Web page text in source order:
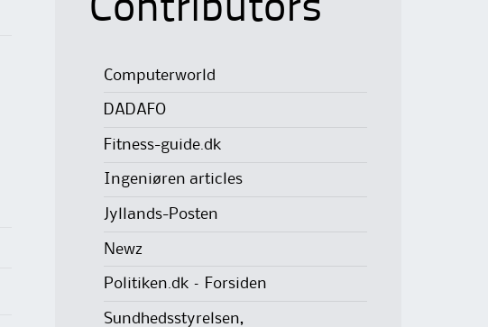
Contributors
Computerworld
DADAFO
Fitness-guide.dk
Ingeniøren articles
Jyllands-Posten
Newz
Politiken.dk – Forsiden
Sundhedsstyrelsen,